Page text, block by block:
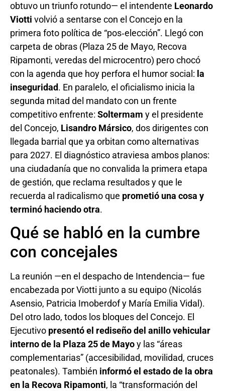
obtuvo un triunfo rotundo— el intendente Leonardo
Viotti volvió a sentarse con el Concejo en la
primera foto política de “pos‐elección”. Llegó con
carpeta de obras (Plaza 25 de Mayo, Recova
Ripamonti, veredas del microcentro) pero chocó
con la agenda que hoy perfora el humor social: la
inseguridad. En paralelo, el oficialismo inicia la
segunda mitad del mandato con un frente
competitivo enfrente: Soltermam y el presidente
del Concejo, Lisandro Mársico, dos dirigentes con
llegada barrial que ya orbitan como alternativas
para 2027. El diagnóstico atraviesa ambos planos:
una ciudadanía que no convalida la primera etapa
de gestión, que reclama resultados y que le
recuerda al radicalismo que prometió una cosa y
terminó haciendo otra.
Qué se habló en la cumbre
con concejales
La reunión —en el despacho de Intendencia— fue
encabezada por Viotti junto a su equipo (Nicolás
Asensio, Patricia Imoberdof y María Emilia Vidal).
Del otro lado, todos los bloques del Concejo. El
Ejecutivo presentó el rediseño del anillo vehicular
interno de la Plaza 25 de Mayoy las “áreas
complementarias” (accesibilidad, movilidad, cruces
peatonales). También informó el estado de la obra
en la Recova Ripamonti, la “transformación del